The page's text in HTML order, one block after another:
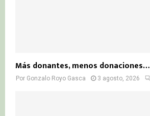
Más donantes, menos donaciones…
Por Gonzalo Royo Gasca 3 agosto, 2026